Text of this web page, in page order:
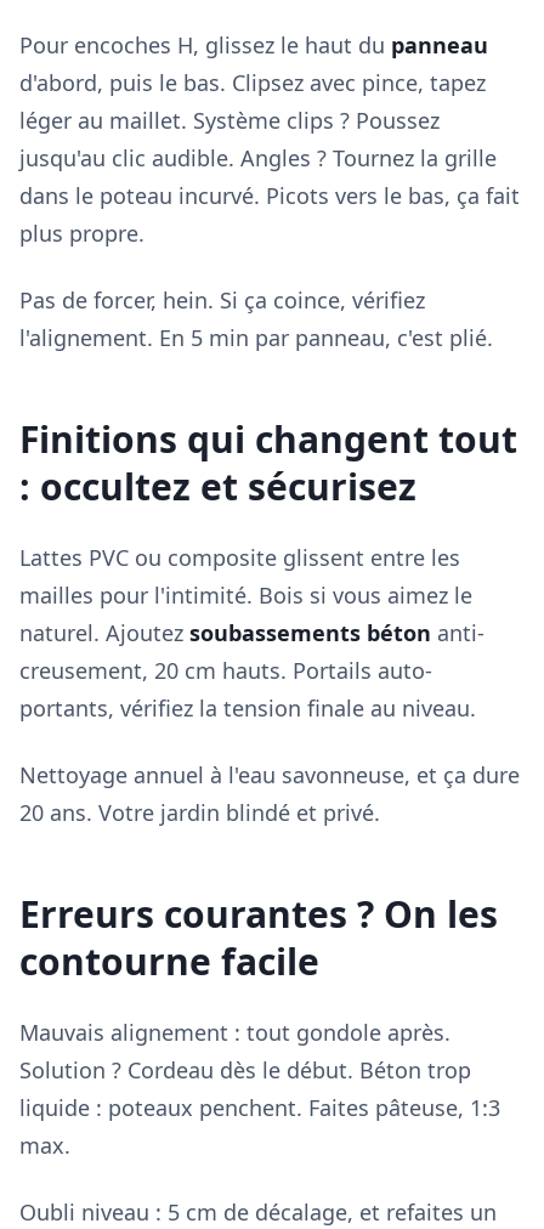
Pour encoches H, glissez le haut du panneau
d'abord, puis le bas. Clipsez avec pince, tapez
léger au maillet. Système clips ? Poussez
jusqu'au clic audible. Angles ? Tournez la grille
dans le poteau incurvé. Picots vers le bas, ça fait
plus propre.
Pas de forcer, hein. Si ça coince, vérifiez
l'alignement. En 5 min par panneau, c'est plié.
Finitions qui changent tout
: occultez et sécurisez
Lattes PVC ou composite glissent entre les
mailles pour l'intimité. Bois si vous aimez le
naturel. Ajoutez soubassements béton anti-
creusement, 20 cm hauts. Portails auto-
portants, vérifiez la tension finale au niveau.
Nettoyage annuel à l'eau savonneuse, et ça dure
20 ans. Votre jardin blindé et privé.
Erreurs courantes ? On les
contourne facile
Mauvais alignement : tout gondole après.
Solution ? Cordeau dès le début. Béton trop
liquide : poteaux penchent. Faites pâteuse, 1:3
max.
Oubli niveau : 5 cm de décalage, et refaites un